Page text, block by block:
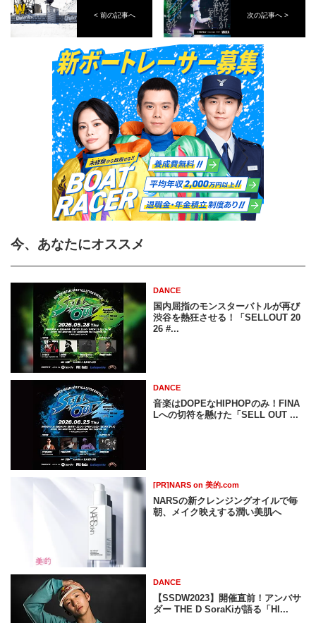
< 前の記事へ 次の記事へ >
今、あなたにオススメ
DANCE
国内屈指のモンスターバトルが再び
渋谷を熱狂させる！「SELLOUT 20
26 #...
DANCE
音楽はDOPEなHIPHOPのみ！FINA
Lへの切符を懸けた「SELL OUT ...
[PR]NARS on 美的.com
NARSの新クレンジングオイルで毎
朝、メイク映えする潤い美肌へ
DANCE
【SSDW2023】開催直前！アンバサ
ダー THE D SoraKiが語る「HI...